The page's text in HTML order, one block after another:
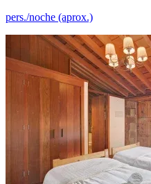
pers./noche (aprox.)